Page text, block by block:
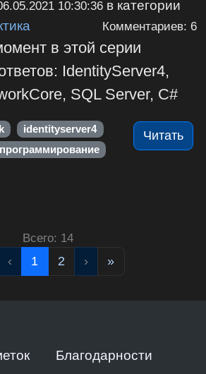
10:30:36в категории
Комментариев: 6
в этой серии
IdentityServer4,
SQL Server, C#
Читать
identityserver4
программирование
Всего: 14
‹ 1 2 › »
Благодарности